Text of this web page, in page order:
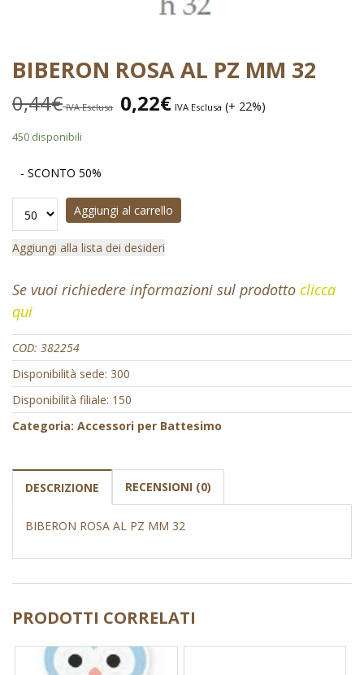
BIBERON ROSA AL PZ MM 32
0,44€ IVA Esclusa 0,22€ IVA Esclusa (+ 22%)
450 disponibili
- SCONTO 50%
Aggiungi al carrello
Aggiungi alla lista dei desideri
Se vuoi richiedere informazioni sul prodotto clicca
qui
COD: 382254
Disponibilità sede: 300
Disponibilità filiale: 150
Categoria: Accessori per Battesimo
DESCRIZIONE RECENSIONI (0)
BIBERON ROSA AL PZ MM 32
PRODOTTI CORRELATI